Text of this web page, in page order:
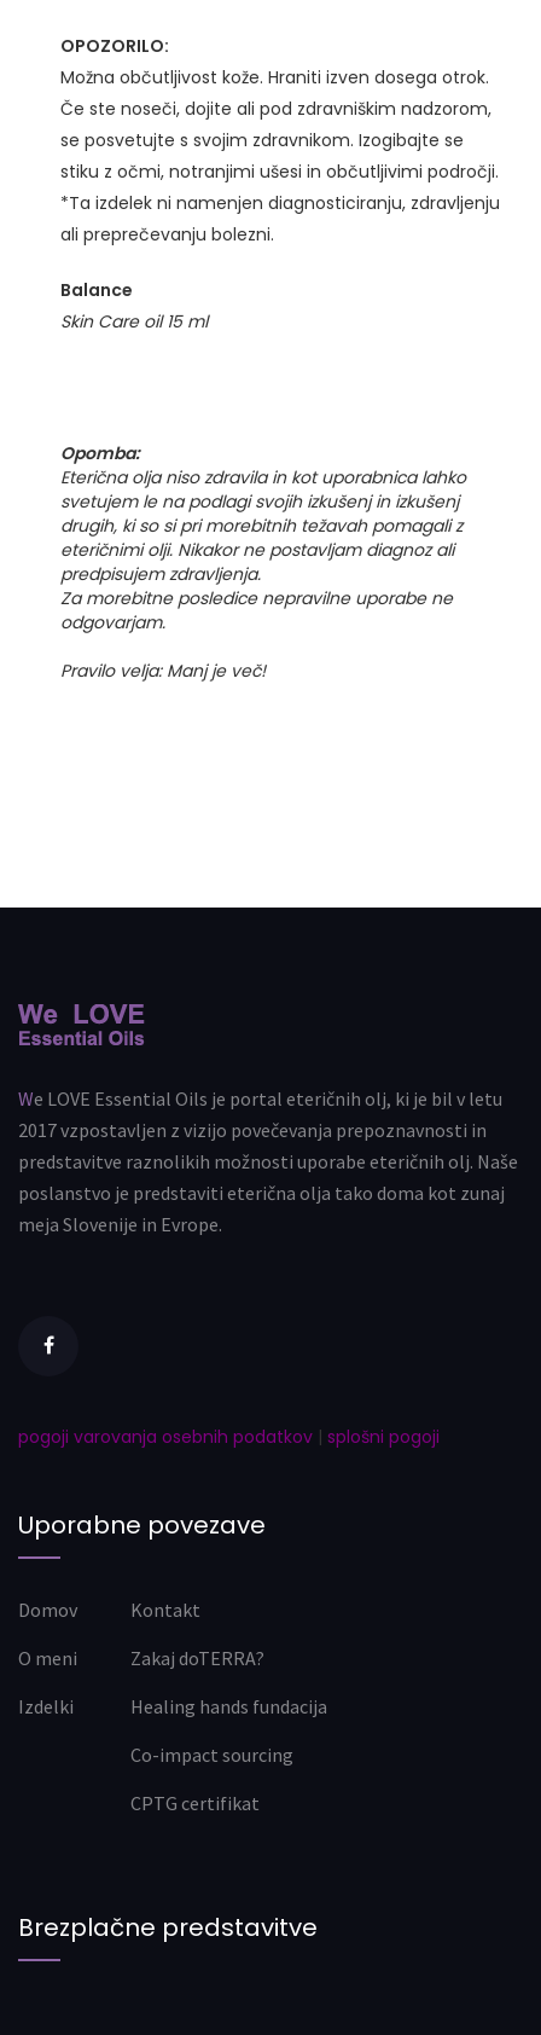
OPOZORILO:
Možna občutljivost kože. Hraniti izven dosega otrok.
Če ste noseči, dojite ali pod zdravniškim nadzorom,
se posvetujte s svojim zdravnikom. Izogibajte se
stiku z očmi, notranjimi ušesi in občutljivimi področji.
*Ta izdelek ni namenjen diagnosticiranju, zdravljenju
ali preprečevanju bolezni.
Balance
Skin Care oil15 ml
Opomba:
Eterična olja niso zdravila in kot uporabnica lahko
svetujem le na podlagi svojih izkušenj in izkušenj
drugih, ki so si pri morebitnih težavah pomagali z
eteričnimi olji. Nikakor ne postavljam diagnoz ali
predpisujem zdravljenja.
Za morebitne posledice nepravilne uporabe ne
odgovarjam.
Pravilo velja: Manj je več!
We LOVE Essential Oils je portal eteričnih olj, ki je bil v letu
2017 vzpostavljen z vizijo povečevanja prepoznavnosti in
predstavitve raznolikih možnosti uporabe eteričnih olj. Naše
poslanstvo je predstaviti eterična olja tako doma kot zunaj
meja Slovenije in Evrope.
pogoji varovanja osebnih podatkov | splošni pogoji
Uporabne povezave
Domov
O meni
Izdelki
Kontakt
Zakaj doTERRA?
Healing hands fundacija
Co-impact sourcing
CPTG certifikat
Brezplačne predstavitve